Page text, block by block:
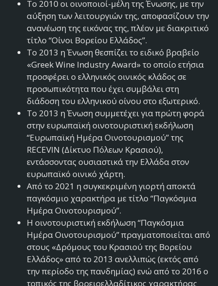
Το 2010 οι οινοποιοί-μέλη της Ένωσης, με την
αύξηση των λειτουργιών της, αποφασίζουν την
ανανέωση της εικόνας της, πλέον με διακριτικό
τίτλο “Οίνοι Βορείου Ελλάδος”.
Το 2013 η Ένωση θεσπίζει το ειδικό βραβείο
«Greek Wine Industry Award» το οποίο ετήσια
προσφέρει ο ελληνικός οινικός κλάδος σε
προσωπικότητα που έχει συμβάλει στη
διάδοση του ελληνικού οίνου στο εξωτερικό.
Το 2013 η Ένωση συμμετέχει για πρώτη φορά
στην ευρωπαϊκή οινοτουριστική εκδήλωση
“Ευρωπαϊκή Ημέρα Οινοτουρισμού” της
RECEVIN (Δίκτυο Πόλεων Κρασιού),
εντάσσοντας ουσιαστικά την Ελλάδα στον
ευρωπαϊκό οινικό χάρτη.
Από το 2021 η συγκεκριμένη γιορτή αποκτά
παγκόσμιο χαρακτήρα με τίτλο “Παγκόσμια
Ημέρα Οινοτουρισμού”.
Η οινοτουριστική εκδήλωση “Παγκόσμια
Ημέρα Οινοτουρισμού” πραγματοποιείται από
στους «Δρόμους του Κρασιού της Βορείου
Ελλάδος» από το 2013 ανελλιπώς (εκτός από
την περίοδο της πανδημίας) ενώ από το 2016 ο
τοπικός της βορειοελλαδίτικος χαρακτήρας